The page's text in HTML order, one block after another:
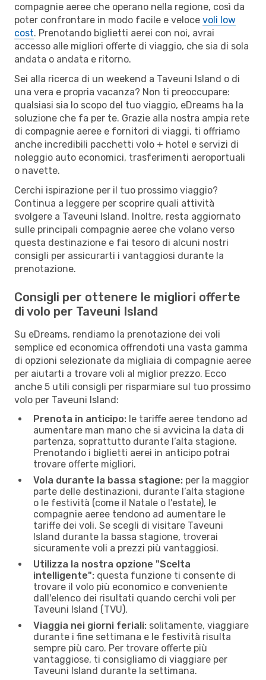
compagnie aeree che operano nella regione, così da
poter confrontare in modo facile e veloce voli low
cost. Prenotando biglietti aerei con noi, avrai
accesso alle migliori offerte di viaggio, che sia di sola
andata o andata e ritorno.
Sei alla ricerca di un weekend a Taveuni Island o di
una vera e propria vacanza? Non ti preoccupare:
qualsiasi sia lo scopo del tuo viaggio, eDreams ha la
soluzione che fa per te. Grazie alla nostra ampia rete
di compagnie aeree e fornitori di viaggi, ti offriamo
anche incredibili pacchetti volo + hotel e servizi di
noleggio auto economici, trasferimenti aeroportuali
o navette.
Cerchi ispirazione per il tuo prossimo viaggio?
Continua a leggere per scoprire quali attività
svolgere a Taveuni Island. Inoltre, resta aggiornato
sulle principali compagnie aeree che volano verso
questa destinazione e fai tesoro di alcuni nostri
consigli per assicurarti i vantaggiosi durante la
prenotazione.
Consigli per ottenere le migliori offerte
di volo per Taveuni Island
Su eDreams, rendiamo la prenotazione dei voli
semplice ed economica offrendoti una vasta gamma
di opzioni selezionate da migliaia di compagnie aeree
per aiutarti a trovare voli al miglior prezzo. Ecco
anche 5 utili consigli per risparmiare sul tuo prossimo
volo per Taveuni Island:
Prenota in anticipo: le tariffe aeree tendono ad
aumentare man mano che si avvicina la data di
partenza, soprattutto durante l’alta stagione.
Prenotando i biglietti aerei in anticipo potrai
trovare offerte migliori.
Vola durante la bassa stagione: per la maggior
parte delle destinazioni, durante l’alta stagione
o le festività (come il Natale o l'estate), le
compagnie aeree tendono ad aumentare le
tariffe dei voli. Se scegli di visitare Taveuni
Island durante la bassa stagione, troverai
sicuramente voli a prezzi più vantaggiosi.
Utilizza la nostra opzione "Scelta
intelligente": questa funzione ti consente di
trovare il volo più economico e conveniente
dall'elenco dei risultati quando cerchi voli per
Taveuni Island (TVU).
Viaggia nei giorni feriali: solitamente, viaggiare
durante i fine settimana e le festività risulta
sempre più caro. Per trovare offerte più
vantaggiose, ti consigliamo di viaggiare per
Taveuni Island durante la settimana.